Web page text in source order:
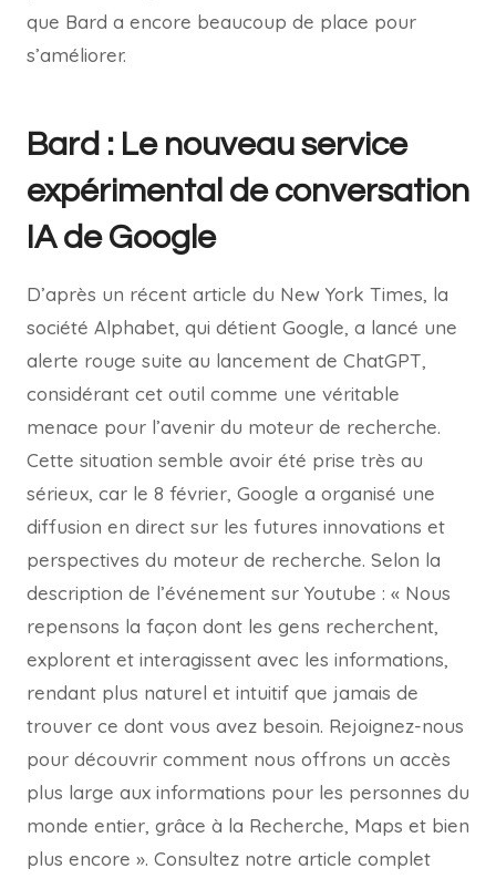
que Bard a encore beaucoup de place pour
s’améliorer.
Bard : Le nouveau service
expérimental de conversation
IA de Google
D’après un récent article du New York Times, la
société Alphabet, qui détient Google, a lancé une
alerte rouge suite au lancement de ChatGPT,
considérant cet outil comme une véritable
menace pour l’avenir du moteur de recherche.
Cette situation semble avoir été prise très au
sérieux, car le 8 février, Google a organisé une
diffusion en direct sur les futures innovations et
perspectives du moteur de recherche. Selon la
description de l’événement sur Youtube : « Nous
repensons la façon dont les gens recherchent,
explorent et interagissent avec les informations,
rendant plus naturel et intuitif que jamais de
trouver ce dont vous avez besoin. Rejoignez-nous
pour découvrir comment nous offrons un accès
plus large aux informations pour les personnes du
monde entier, grâce à la Recherche, Maps et bien
plus encore ». Consultez notre article complet